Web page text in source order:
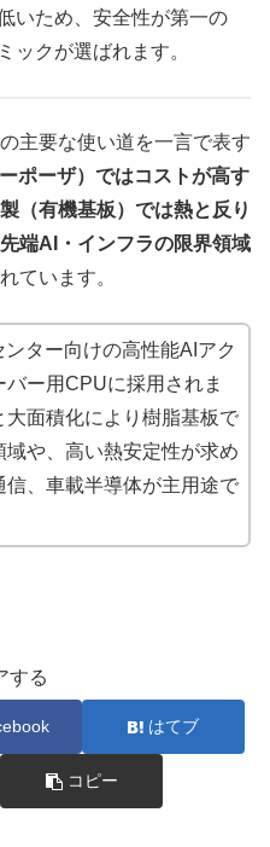
いため、安全性が第一の
ックが選ばれます。
主要な使い道を一言で表す
ポーザ）ではコストが高す
（有機基板）では熱と反り
端AI・インフラの限界領域
ています。
ター向けの高性能AIアク
ー用CPUに採用されま
大面積化により樹脂基板で
域や、高い熱安定性が求め
信、車載半導体が主用途で
する
はてブ
コピー